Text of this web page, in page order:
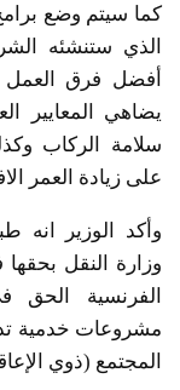
كما سيتم وضع
الذي ستنشئه
أفضل فرق العمل
يضاهي المعايير
سلامة الركاب
على زيادة العمر
وأكد الوزير انه
وزارة النقل
الفرنسية الحق
مشروعات خدمية
المجتمع (ذوي